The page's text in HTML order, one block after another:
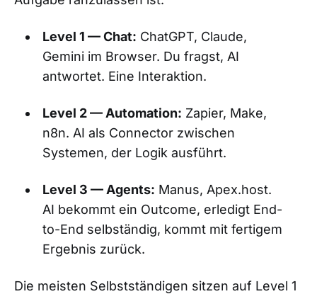
Level 1 — Chat: ChatGPT, Claude,
Gemini im Browser. Du fragst, AI
antwortet. Eine Interaktion.
Level 2 — Automation: Zapier, Make,
n8n. AI als Connector zwischen
Systemen, der Logik ausführt.
Level 3 — Agents: Manus, Apex.host.
AI bekommt ein Outcome, erledigt End-
to-End selbständig, kommt mit fertigem
Ergebnis zurück.
Die meisten Selbstständigen sitzen auf Level 1